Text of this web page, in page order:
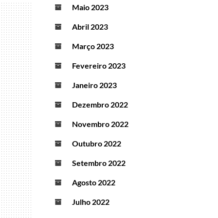
Maio 2023
Abril 2023
Março 2023
Fevereiro 2023
Janeiro 2023
Dezembro 2022
Novembro 2022
Outubro 2022
Setembro 2022
Agosto 2022
Julho 2022